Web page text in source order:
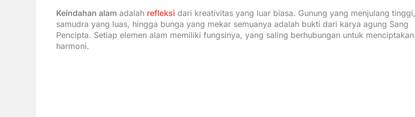
Keindahan alam adalah refleksi dari kreativitas yang luar biasa. Gunung yang menjulang tinggi,
samudra yang luas, hingga bunga yang mekar semuanya adalah bukti dari karya agung Sang
Pencipta. Setiap elemen alam memiliki fungsinya, yang saling berhubungan untuk menciptakan
harmoni.